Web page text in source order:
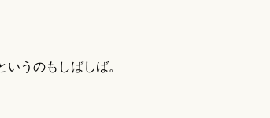
うのもしばしば。